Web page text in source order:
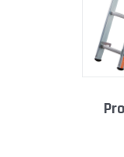
pronor transformable